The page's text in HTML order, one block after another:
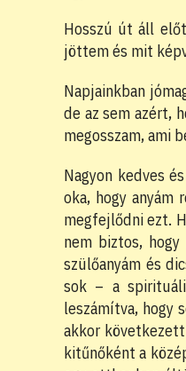
Hosszú út áll
jöttem és mit
Napjainkban
de az sem azért,
megosszam, ami
Nagyon kedves
oka, hogy anyám
megfejlődni ezt.
nem biztos,
szülőanyám és
sok – a
leszámítva, hogy
akkor
kitűnőként a